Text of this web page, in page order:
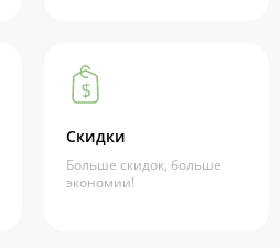
Скидки
Больше скидок, больше
экономии!